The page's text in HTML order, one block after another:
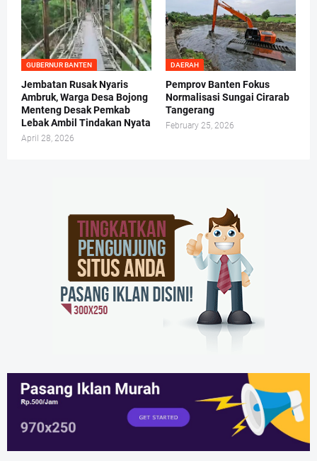
GUBERNUR BANTEN
Jembatan Rusak Nyaris
Ambruk, Warga Desa Bojong
Menteng Desak Pemkab
Lebak Ambil Tindakan Nyata
April 28, 2026
DAERAH
Pemprov Banten Fokus
Normalisasi Sungai Cirarab
Tangerang
February 25, 2026